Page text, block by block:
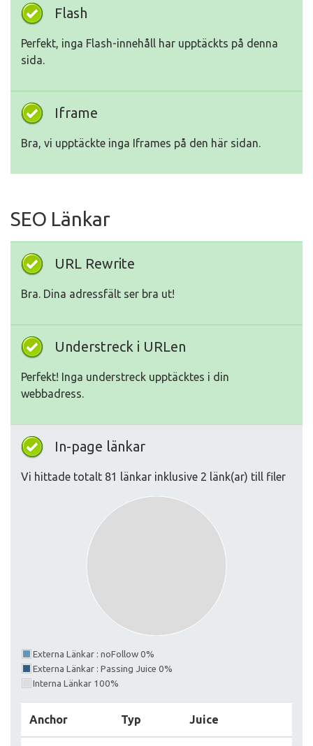
Flash
Perfekt, inga Flash-innehåll har upptäckts på denna
sida.
Iframe
Bra, vi upptäckte inga Iframes på den här sidan.
SEO Länkar
URL Rewrite
Bra. Dina adressfält ser bra ut!
Understreck i URLen
Perfekt! Inga understreck upptäcktes i din
webbadress.
In-page länkar
Vi hittade totalt 81 länkar inklusive 2 länk(ar) till filer
Externa Länkar : noFollow 0%
Externa Länkar : Passing Juice 0%
Interna Länkar 100%
Anchor Typ Juice